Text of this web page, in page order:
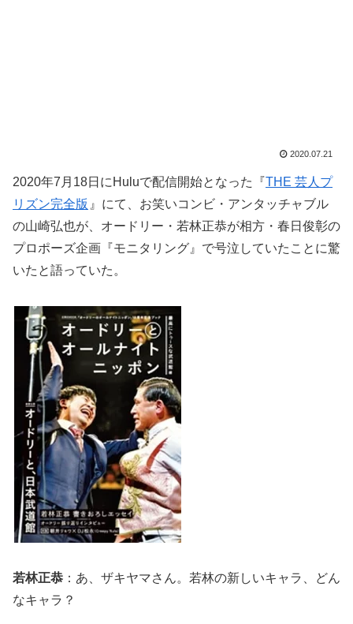
2020.07.21
2020年7月18日にHuluで配信開始となった『THE 芸人プ
リズン完全版 』にて、お笑いコンビ・アンタッチャブル
の山崎弘也が、オードリー・若林正恭が相方・春日俊彰の
プロポーズ企画『モニタリング』で号泣していたことに驚
いたと語っていた。
若林正恭 ：あ、ザキヤマさん。若林の新しいキャラ、どん
なキャラ？